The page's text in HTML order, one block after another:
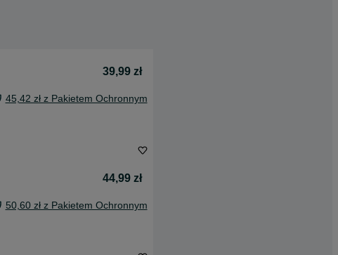
39,99 zł
45,42 zł z Pakietem Ochronnym
44,99 zł
50,60 zł z Pakietem Ochronnym